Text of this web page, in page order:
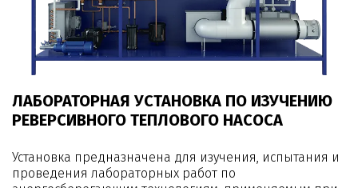
ЛАБОРАТОРНАЯ УСТАНОВКА ПО ИЗУЧЕНИЮ
РЕВЕРСИВНОГО ТЕПЛОВОГО НАСОСА
Установка предназначена для изучения, испытания и
проведения лабораторных работ по